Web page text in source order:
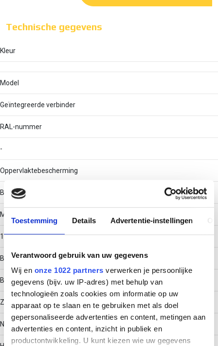
Toestemming Details Advertentie-instellingen
Verantwoord gebruik van uw gegevens
Wij en onze 1022 partners verwerken je persoonlijke
gegevens (bijv. uw IP-adres) met behulp van
technologieën zoals cookies om informatie op uw
apparaat op te slaan en te gebruiken met als doel
gepersonaliseerde advertenties en content, metingen aan
advertenties en content, inzicht in publiek en
productontwikkeling. U kunt kiezen wie uw gegevens
Technische gegevens
Kleur
Model
Geïntegreerde verbinder
RAL-nummer
-
Oppervlaktebescherming
Bandverzinkt (sendzimir verzinkt)
Materiaaldikte
1
Bouwvorm
Bocht star
Zijperforatie
Nee